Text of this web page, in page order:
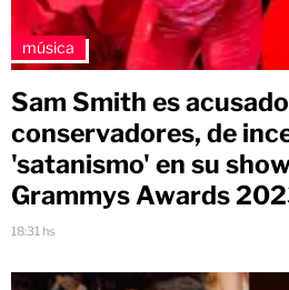
música
Sam Smith es
conservadores, de
'satanismo' en su
Grammys Awards
18:31 hs